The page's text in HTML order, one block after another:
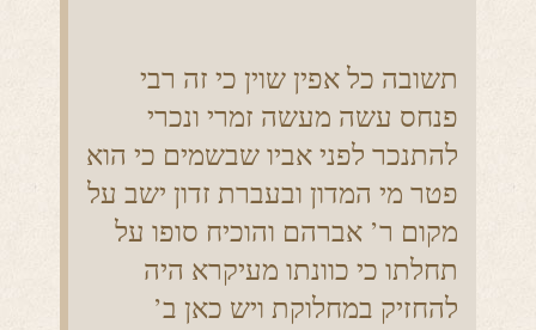
תשובה כל אפין שוין כי זה רבי
פנחס עשה מעשה זמרי ונכרי
להתנכר לפני אביו שבשמים כי הוא
פטר מי המדון ובעברת זדון ישב על
מקום ר’ אברהם והוכיח סופו על
תחלתו כי כוונתו מעיקרא היה
להחזיק במחלוקת ויש כאן ב’